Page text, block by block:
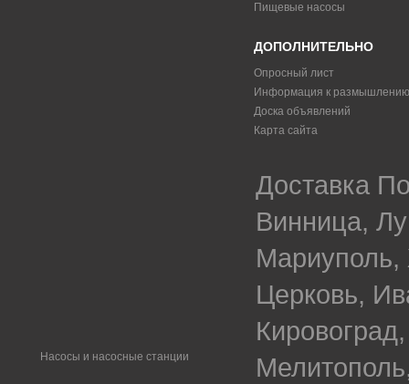
Пищевые насосы
ДОПОЛНИТЕЛЬНО
Опросный лист
Информация к размышлению
Доска объявлений
Карта сайта
Насосы и насосные станции
Доставка
Винница,
Церковь,